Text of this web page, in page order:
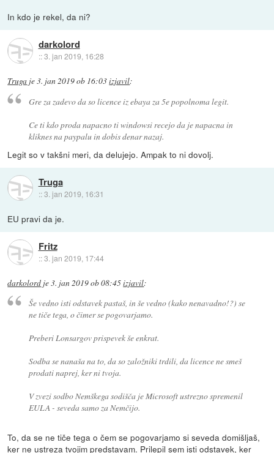
In kdo je rekel, da ni?
darkolord
::3. jan 2019, 16:28
Truga je3. jan 2019 ob 16:03izjavil:
Gre za zadevo da so licence iz ebaya za 5e popolnoma legit.
Ce ti kdo proda napacno ti windowsi recejo da je napacna in
kliknes na paypalu in dobis denar nazaj.
Legit so v takšni meri, da delujejo. Ampak to ni dovolj.
Truga
::3. jan 2019, 16:31
EU pravi da je.
Fritz
::3. jan 2019, 17:44
darkolord je3. jan 2019 ob 08:45izjavil:
Še vedno isti odstavek pastaš, in še vedno (kako nenavadno!?) se
ne tiče tega, o čimer se pogovarjamo.
Preberi Lonsargov prispevek še enkrat.
Sodba se nanaša na to, da so založniki trdili, da licence ne smeš
prodati naprej, ker ni tvoja.
V zvezi sodbo Nemškega sodišča je Microsoft ustrezno spremenil
EULA - seveda samo za Nemčijo.
To, da se ne tiče tega o čem se pogovarjamo si seveda domišljaš,
ker ne ustreza tvojim predstavam. Prilepil sem isti odstavek, ker